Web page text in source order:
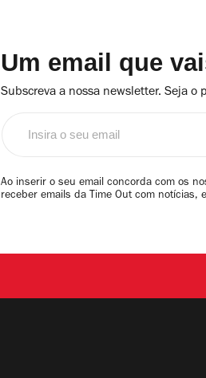
Um email que
Subscreva a nossa newsletter. Seja
email
Ao inserir o seu email concorda com os
receber emails da Time Out com notícias,